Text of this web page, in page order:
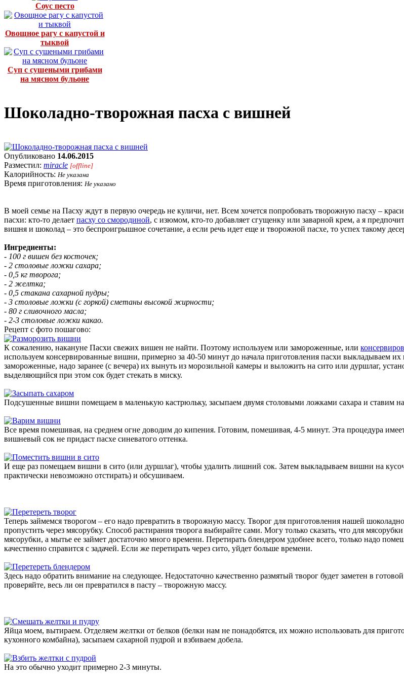
Соус песто
Овощное рагу с капустой и
тыквой
Суп с сушеными грибами
на мясном бульоне
Шоколадно-творожная пасха с вишней
Опубликовано 14.06.2015
Разместил: miracle [offline]
Калорийность: Не указана
Время приготовления: Не указано
В моей семье на Пасху ждут в первую очередь не куличи, нет. Всем хочется попробовать творожную пасху –
пасхи: кто-то делает пасху со смородиной, с изюмом, кто-то добавляет сгущенку или заварной крем, а я
вишня и шоколад – это беспроигрышное сочетание, а если речь идет еще и творожной пасхе, то успех такому
Ингредиенты:
- 100 г вишен без косточек;
- 2 столовые ложки сахара;
- 0,5 кг творога;
- 2 желтка;
- 0,5 стакана сахарной пудры;
- 3 столовые ложки (с горкой) сметаны высокой жирности;
- 80 г сливочного масла;
- 2-3 столовые ложки какао.
Рецепт с фото пошагово:
К сожалению, накануне Пасхи свежих вишен не найти. Поэтому используем или замороженные, или
используем консервированные вишни, примерно за 40-50 минут до начала приготовления пасхи выкладываем
замороженные, надо заранее (с вечера) их вынуть из морозильной камеры и выложить на сито или дуршлаг,
выделяющийся при этом сок будет стекать в миску.
Подсушенные вишни помещаем в маленькую кастрюльку, засыпаем двумя столовыми ложками сахара и ставим
Все время помешивая, на среднем огне доводим до кипения. Готовим, помешивая, 4-5 минут. Эта процедура
вишневый сок не придаст пасхе синеватого оттенка.
И еще раз помещаем вишни в сито (или дуршлаг), чтобы удалить лишний сок. Затем выкладываем вишни на
практически невозможно отстирать) и обсушиваем.
Теперь займемся творогом – его надо превратить в творожную массу. Творог для приготовления нашей
пропустить через мясорубку. Способ растирания творога выбирайте сами. Могу только сказать, что для
мясорубки, а мытье ее займет достаточно много времени. Перетирать блендером удобнее всего, только надо
качественно справится с задачей. Если же перетирать через сито, уйдет больше времени.
Здесь надо обратить внимание на следующее. Недостаточно качественно размятый творог будет заметен в
проверяйте, весь ли он превратился в пасту – творожную массу.
Яйца моем, вытираем. Отделяем желтки от белков (белки нам не понадобятся, их можно использовать для
кухонного комбайна), засыпаем сахарной пудрой и взбиваем добела.
На это обычно уходит примерно 2-3 минуты.